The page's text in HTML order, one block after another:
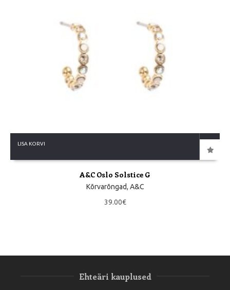
LISA KORVI
A&C Oslo Solstice G
Kõrvarõngad, A&C
39.00€
Ehteäri kauplused